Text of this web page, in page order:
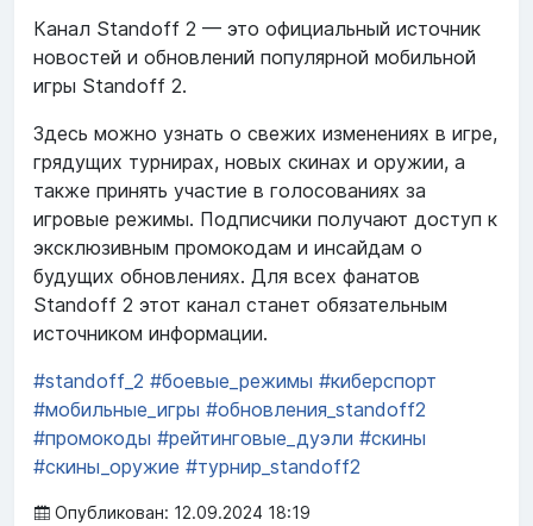
Канал Standoff 2 — это официальный источник
новостей и обновлений популярной мобильной
игры Standoff 2.
Здесь можно узнать о свежих изменениях в игре,
грядущих турнирах, новых скинах и оружии, а
также принять участие в голосованиях за
игровые режимы. Подписчики получают доступ к
эксклюзивным промокодам и инсайдам о
будущих обновлениях. Для всех фанатов
Standoff 2 этот канал станет обязательным
источником информации.
#standoff_2 #боевые_режимы #киберспорт
#мобильные_игры #обновления_standoff2
#промокоды #рейтинговые_дуэли #скины
#скины_оружие #турнир_standoff2
Опубликован: 12.09.2024 18:19